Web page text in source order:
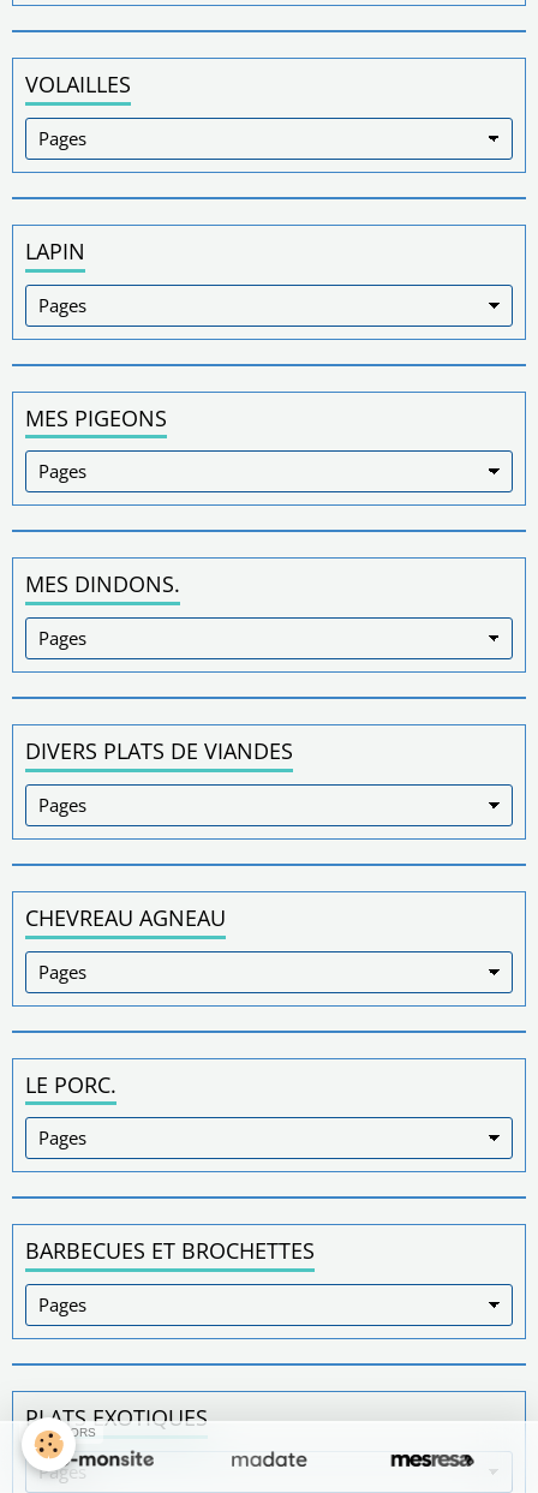
VOLAILLES
LAPIN
MES PIGEONS
MES DINDONS.
DIVERS PLATS DE VIANDES
CHEVREAU AGNEAU
LE PORC.
BARBECUES ET BROCHETTES
PLATS EXOTIQUES
SPONSORS